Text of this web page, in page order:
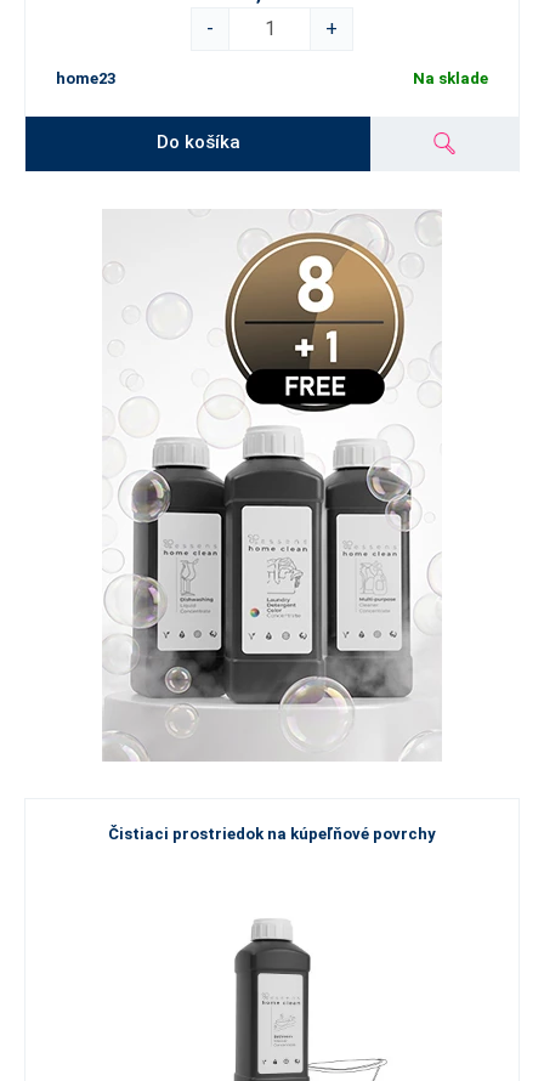
-
+
home23 Na sklade
Do košíka
Čistiaci prostriedok na kúpeľňové povrchy